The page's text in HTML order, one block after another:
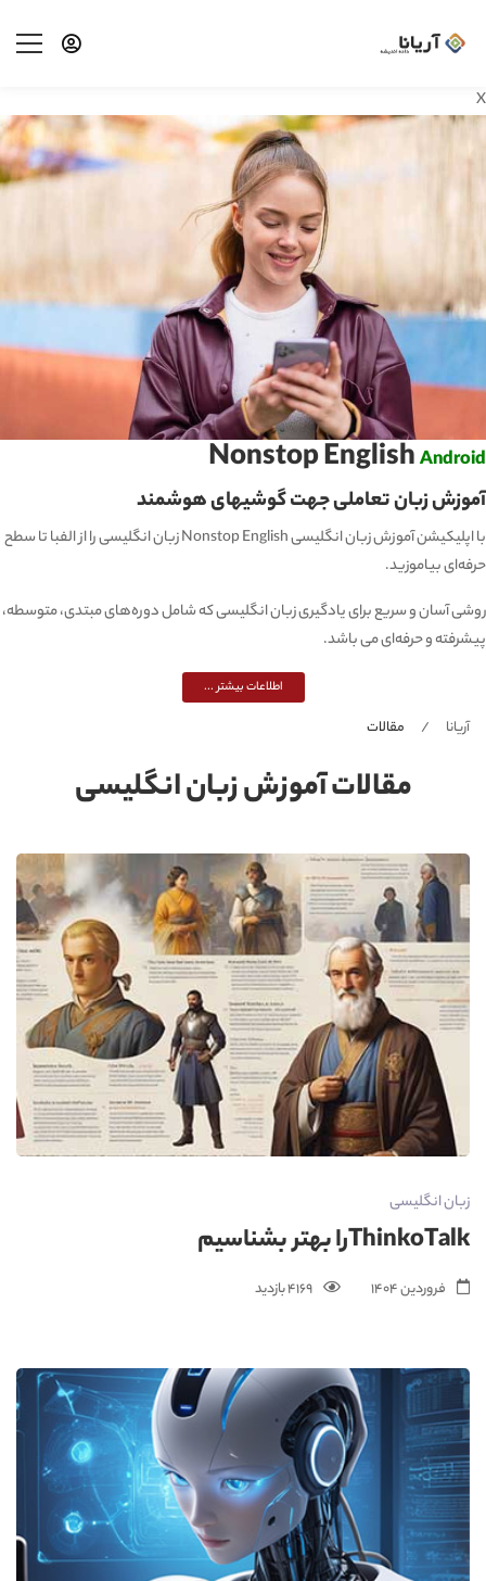
X
Nonstop EnglishAndroid
آموزش زبان تعاملی جهت گوشیهای هوشمند
با اپلیکیشن آموزش زبان انگلیسی Nonstop English زبان انگلیسی را از الفبا تا سطح
حرفه‌ای بیاموزید.
روشی آسان و سریع برای یادگیری زبان انگلیسی که شامل دوره‌های مبتدی، متوسطه،
پیشرفته و حرفه‌ای می باشد.
اطلاعات بیشتر ...
مقالات آموزش زبان انگلیسی
آریانا مقالات
زبان انگلیسی
ThinkoTalkرا بهتر بشناسیم
فروردین 1404 4169 بازدید